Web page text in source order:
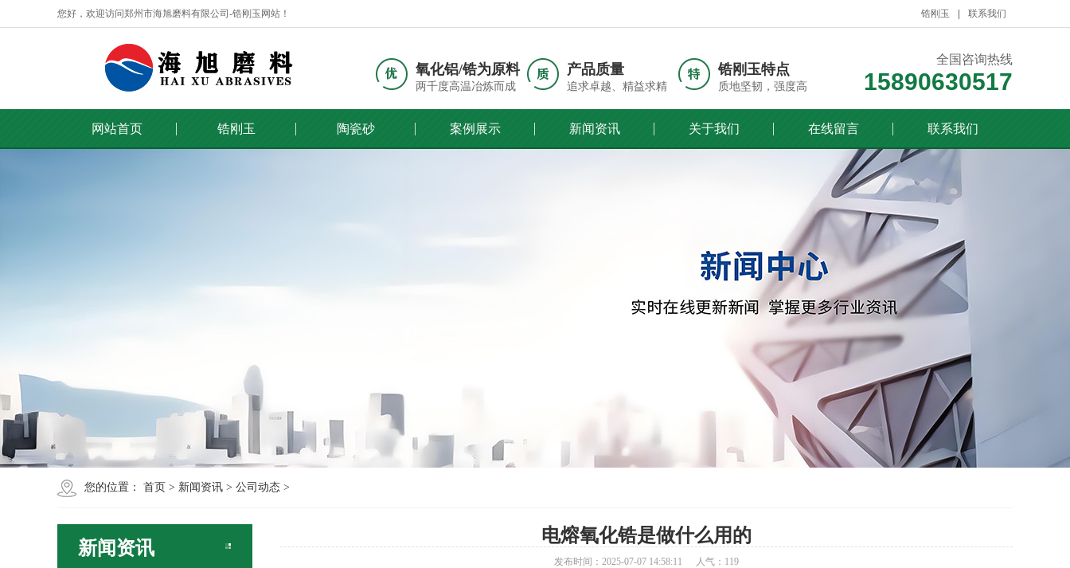
锆刚玉 联系我们
您好，欢迎访问郑州市海旭磨料有限公司-锆刚玉网站！
氧化铝/锆为原料
两千度高温冶炼而成
产品质量
追求卓越、精益求精
锆刚玉特点
质地坚韧，强度高
全国咨询热线
15890630517
网站首页 锆刚玉 陶瓷砂 案例展示 新闻资讯 关于我们 在线留言 联系我们
您的位置： 首页 > 新闻资讯 > 公司动态 >
新闻资讯
电熔氧化锆是做什么用的
发布时间：2025-07-07 14:58:11 人气： 119